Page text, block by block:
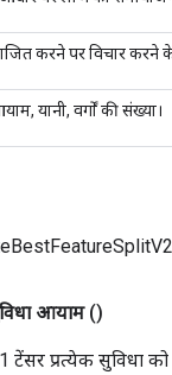
करने पर विचार
यानी, वर्गों की संख्या।
आयाम ()
प्रत्येक सुविधा